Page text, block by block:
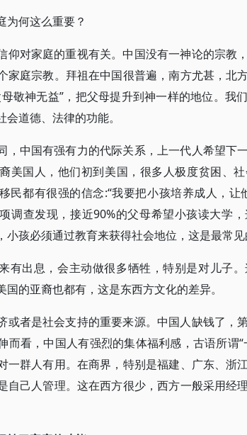
为何这么重要？
仰对家庭的重视有关。中国没有一神论的宗教
家庭宗教。拜祖在中国很普遍，南方尤甚，北
敬神无益”，把父母提升到神一样的地位。我
道德、法律的功能。
，中国有强有力的代际关系，上一代人希望下
美国人，他们初到美国，很多人极度贫困、
民都有很强的信念:“我要把小孩培养成人，让
调查发现，接近90%的父母希望小孩读大学
孩必须通过教育来获得社会地位，这是最常见
有出息，会主动做很多牺牲，特别是对儿子
的亚裔也都有，这是东西方文化的差异。
或者是社会支持的重要来源。中国人缺钱了，
而看，中国人有强烈的集体福利感，古语所谓
一群人有用。在商界，特别是福建、广东、浙
自己人管理。这在西方很少，西方一般采用经